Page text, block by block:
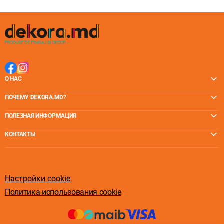
О НАС
ПОЧЕМУ DEKORA.MD?
ПОЛЕЗНАЯ ИНФОРМАЦИЯ
КОНТАКТЫ
Настройки cookie
Политика использования cookie